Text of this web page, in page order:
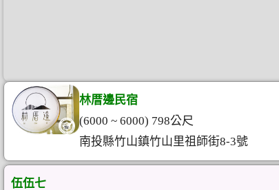
林厝邊民宿
(6000 ~ 6000) 798公尺
南投縣竹山鎮竹山里祖師街8-3號
伍伍七